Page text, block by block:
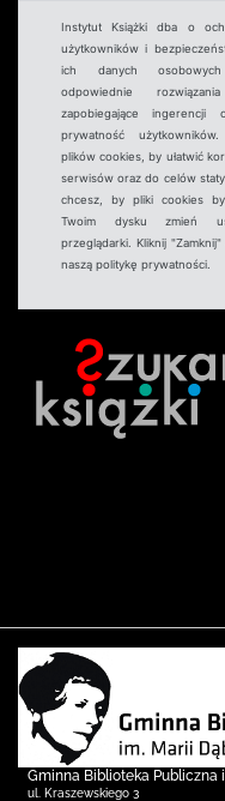
Instytut Książki dba o
użytkowników i
ich danych
odpowiednie
zapobiegające
prywatność
plików cookies, by ułatwić
serwisów oraz do celów
chcesz, by pliki cookies
Twoim dysku zmień
przeglądarki. Kliknij
naszą politykę prywatności.
Gminna Biblioteka Publiczna
ul. Kraszewskiego 3